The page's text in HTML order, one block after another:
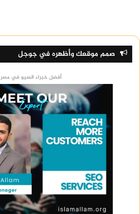
صمم موقعك وأظهره في جوجل
أفضل خبراء السيو في مصر